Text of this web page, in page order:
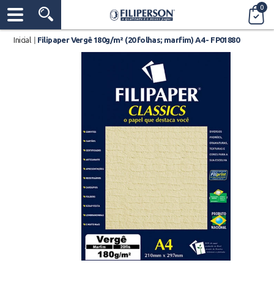
0
Inicial Filipaper Vergê 180g/m² (20 folhas; marfim) A4 - FP01880